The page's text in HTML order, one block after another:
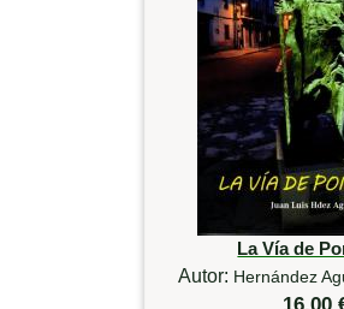
La Vía de
Autor: Hernández